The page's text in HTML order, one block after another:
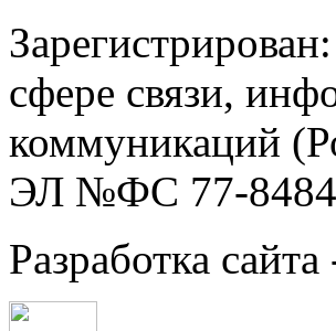
сфере связи,
коммуникаций
ЭЛ №ФС 77-
Разработка сайта